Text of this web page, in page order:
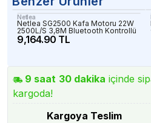
Netlea
Netlea SG2500 Kafa Motoru 22W
2500L/S 3,8M Bluetooth Kontrollü
9,164.90 TL
9 saat 30 dakika içinde
kargoda!
Kargoya Teslim